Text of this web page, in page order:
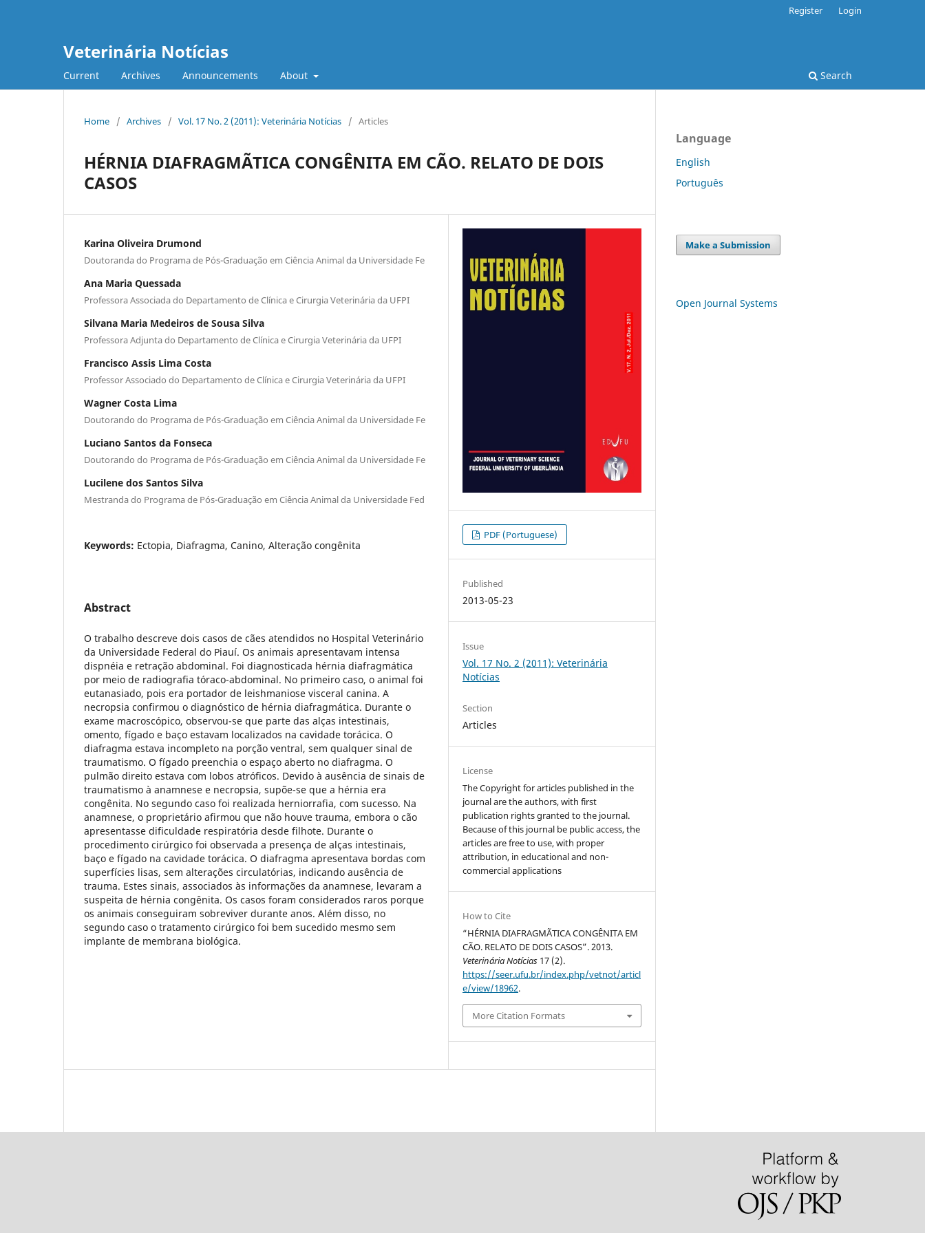
Veterinária Notícias
Current Archives Announcements About Search
Register Login
Home / Archives / Vol. 17 No. 2 (2011): Veterinária Notícias / Articles
HÉRNIA DIAFRAGMÃTICA CONGÊNITA EM CÃO. RELATO DE DOIS
CASOS
Karina Oliveira Drumond
Doutoranda do Programa de Pós-Graduação em Ciência Animal da Universidade Fe
Ana Maria Quessada
Professora Associada do Departamento de Clínica e Cirurgia Veterinária da UFPI
Silvana Maria Medeiros de Sousa Silva
Professora Adjunta do Departamento de Clínica e Cirurgia Veterinária da UFPI
Francisco Assis Lima Costa
Professor Associado do Departamento de Clínica e Cirurgia Veterinária da UFPI
Wagner Costa Lima
Doutorando do Programa de Pós-Graduação em Ciência Animal da Universidade Fe
Luciano Santos da Fonseca
Doutorando do Programa de Pós-Graduação em Ciência Animal da Universidade Fe
Lucilene dos Santos Silva
Mestranda do Programa de Pós-Graduação em Ciência Animal da Universidade Fed
Keywords: Ectopia, Diafragma, Canino, Alteração congênita
Abstract
O trabalho descreve dois casos de cães atendidos no Hospital Veterinário
da Universidade Federal do Piauí. Os animais apresentavam intensa
dispnéia e retração abdominal. Foi diagnosticada hérnia diafragmática
por meio de radiografia tóraco-abdominal. No primeiro caso, o animal foi
eutanasiado, pois era portador de leishmaniose visceral canina. A
necropsia confirmou o diagnóstico de hérnia diafragmática. Durante o
exame macroscópico, observou-se que parte das alças intestinais,
omento, fígado e baço estavam localizados na cavidade torácica. O
diafragma estava incompleto na porção ventral, sem qualquer sinal de
traumatismo. O fígado preenchia o espaço aberto no diafragma. O
pulmão direito estava com lobos atróficos. Devido à ausência de sinais de
traumatismo à anamnese e necropsia, supõe-se que a hérnia era
congênita. No segundo caso foi realizada herniorrafia, com sucesso. Na
anamnese, o proprietário afirmou que não houve trauma, embora o cão
apresentasse dificuldade respiratória desde filhote. Durante o
procedimento cirúrgico foi observada a presença de alças intestinais,
baço e fígado na cavidade torácica. O diafragma apresentava bordas com
superfícies lisas, sem alterações circulatórias, indicando ausência de
trauma. Estes sinais, associados às informações da anamnese, levaram a
suspeita de hérnia congênita. Os casos foram considerados raros porque
os animais conseguiram sobreviver durante anos. Além disso, no
segundo caso o tratamento cirúrgico foi bem sucedido mesmo sem
implante de membrana biológica.
PDF (Portuguese)
Published
2013-05-23
Issue
Vol. 17 No. 2 (2011): Veterinária
Notícias
Section
Articles
License
The Copyright for articles published in the
journal are the authors, with first
publication rights granted to the journal.
Because of this journal be public access, the
articles are free to use, with proper
attribution, in educational and non-
commercial applications
How to Cite
“HÉRNIA DIAFRAGMÃTICA CONGÊNITA EM
CÃO. RELATO DE DOIS CASOS”. 2013.
Veterinária Notícias 17 (2).
https://seer.ufu.br/index.php/vetnot/articl
e/view/18962.
More Citation Formats
Language
English
Português
Make a Submission
Open Journal Systems